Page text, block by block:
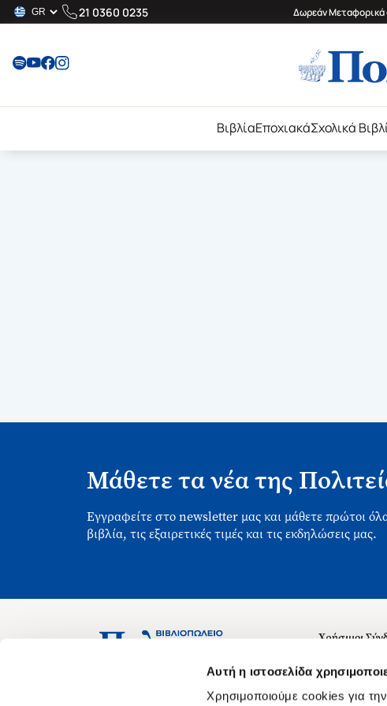
Αυτή η ιστοσελίδα
Χρησιμοποιούμε cookies για
21 0360 0235 Δωρεάν Μεταφορικά
ΒιβλίαΕποχιακάΣχολικά
Μάθετε τα νέα της
Εγγραφείτε στο newsletter μας και μάθετε πρώτοι
βιβλία, τις εξαιρετικές τιμές και τις εκδηλώσεις μας.
Ασκληπιού 1-3, Αθήνα 106 79
Χρήσιμοι
Σχετικά με
Θέσεις